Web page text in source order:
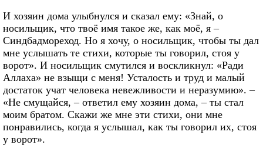
И хозяин дома улыбнулся и сказал ему: «Знай, о
носильщик, что твоё имя такое же, как моё, я –
Синдбадмореход. Но я хочу, о носильщик, чтобы ты дал
мне услышать те стихи, которые ты говорил, стоя у
ворот». И носильщик смутился и воскликнул: «Ради
Аллаха» не взыщи с меня! Усталость и труд и малый
достаток учат человека невежливости и неразумию». –
«Не смущайся, – ответил ему хозяин дома, – ты стал
моим братом. Скажи же мне эти стихи, они мне
понравились, когда я услышал, как ты говорил их, стоя
у ворот».